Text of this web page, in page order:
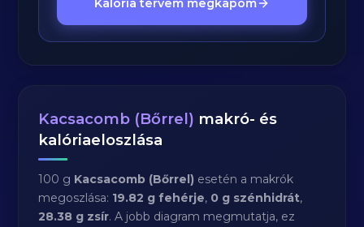
Kalória tervem megkapom
Kacsacomb (Bőrrel) makró- és
kalóriaeloszlása
100 g Kacsacomb (Bőrrel) esetén a makrók
megoszlása: 19.82 g fehérje, 0 g szénhidrát,
28.38 g zsír. A jobb diagram megmutatja, ez